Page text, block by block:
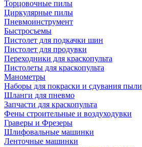
Торцовочные пилы
Циркулярные пилы
Пневмоинструмент
Быстросъемы
Пистолет для подкачки шин
Пистолет для продувки
Переходники для краскопульта
Пистолеты для краскопульта
Манометры
Наборы для покраски и сдувания пыли
Шланги для пневмо
Запчасти для краскопульта
Фены строительные и воздуходувки
Граверы и Фрезеры
Шлифовальные машинки
Ленточные машинки